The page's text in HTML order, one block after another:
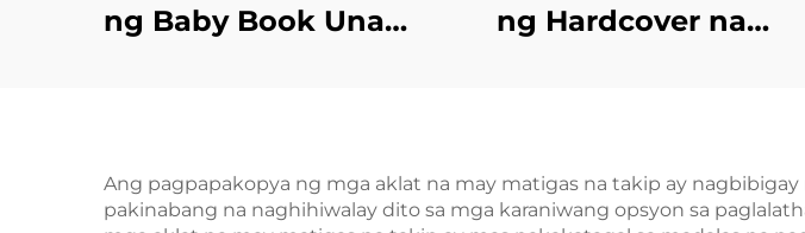
ng Baby Book Unang
Book
ng Hardcover na
Nobela na may
Sprayed Edges
Ang pagpapakopya ng mga aklat na may matigas na takip ay
pakinabang na naghihiwalay dito sa mga karaniwang opsyon sa